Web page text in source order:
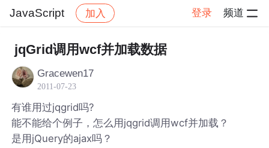
JavaScript 加入 登录 频道
社区 JavaScript 帖子详情
jqGrid调用wcf并加载数据
Gracewen17
2011-07-23
有谁用过jqgrid吗?
能不能给个例子，怎么用jqgrid调用wcf并加载？
是用jQuery的ajax吗？